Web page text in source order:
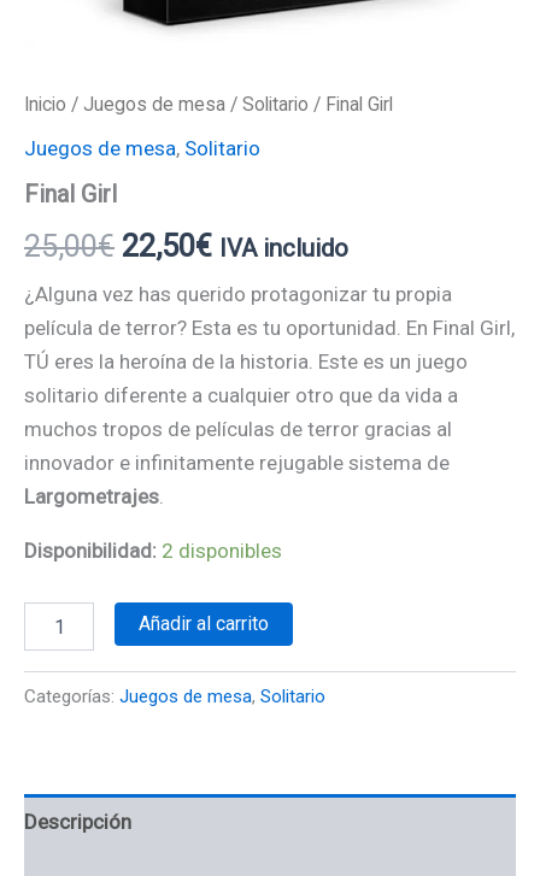
Inicio / Juegos de mesa / Solitario / Final Girl
Juegos de mesa, Solitario
Final Girl
25,00€ 22,50€ IVA incluido
¿Alguna vez has querido protagonizar tu propia
película de terror? Esta es tu oportunidad. En Final Girl,
TÚ eres la heroína de la historia. Este es un juego
solitario diferente a cualquier otro que da vida a
muchos tropos de películas de terror gracias al
innovador e infinitamente rejugable sistema de
Largometrajes
Disponibilidad: 2 disponibles
Añadir al carrito
Categorías: Juegos de mesa, Solitario
Descripción